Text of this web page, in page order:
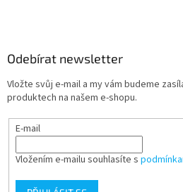
Odebírat newsletter
Vložte svůj e-mail a my vám budeme
produktech na našem e-shopu.
E-mail
Vložením e-mailu souhlasíte s